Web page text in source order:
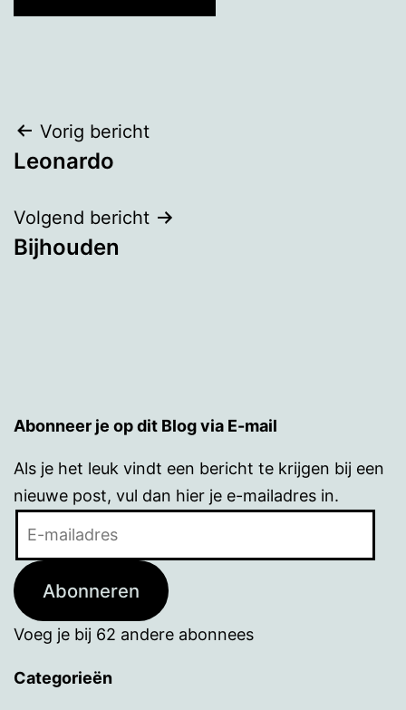
Bericht
navigatie
Vorig bericht
Leonardo
Volgend bericht
Bijhouden
Abonneer je op dit Blog via E-mail
Als je het leuk vindt een bericht te krijgen bij een
nieuwe post, vul dan hier je e-mailadres in.
Abonneren
Voeg je bij 62 andere abonnees
Categorieën